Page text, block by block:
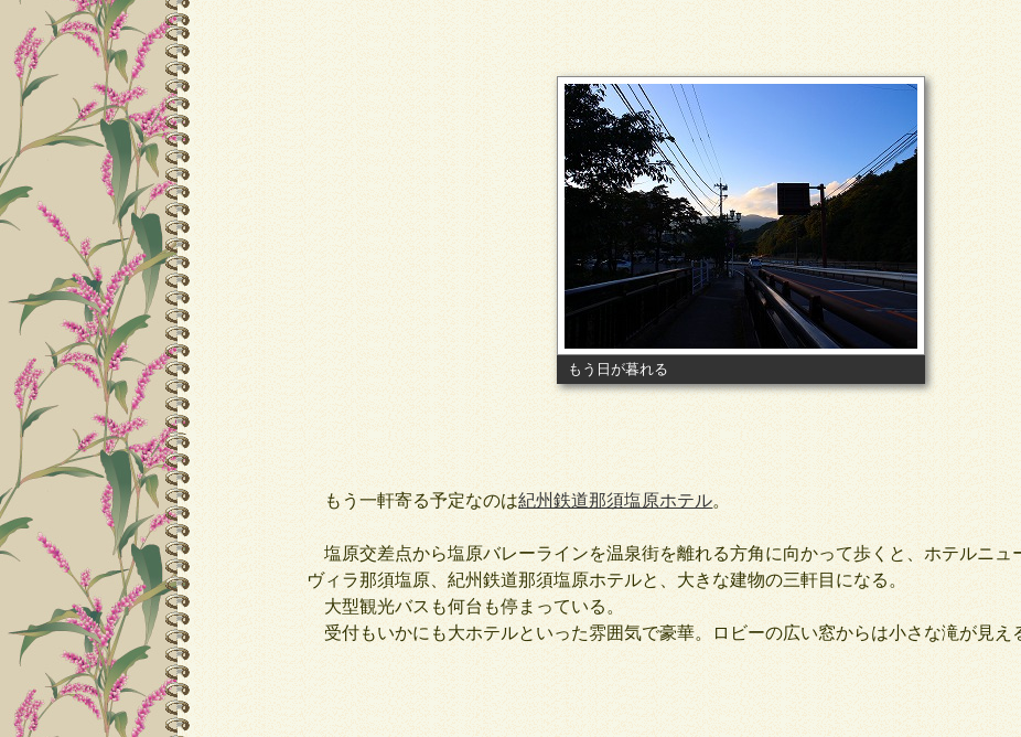
もう日が暮れる
もう一軒寄る予定なのは紀州鉄道那須塩原ホテル。
塩原交差点から塩原バレーラインを温泉街を離れる方角に向かって歩くと、ホテルニュ
ヴィラ那須塩原、紀州鉄道那須塩原ホテルと、大きな建物の三軒目になる。
大型観光バスも何台も停まっている。
受付もいかにも大ホテルといった雰囲気で豪華。ロビーの広い窓からは小さな滝が見え